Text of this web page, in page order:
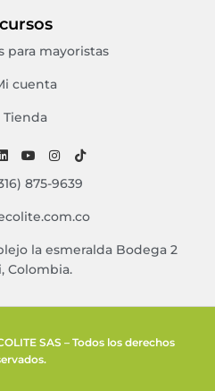
para mayoristas
cuenta
Tienda
875-9639
la esmeralda Bodega 2
Colombia.
SAS – Todos los derechos